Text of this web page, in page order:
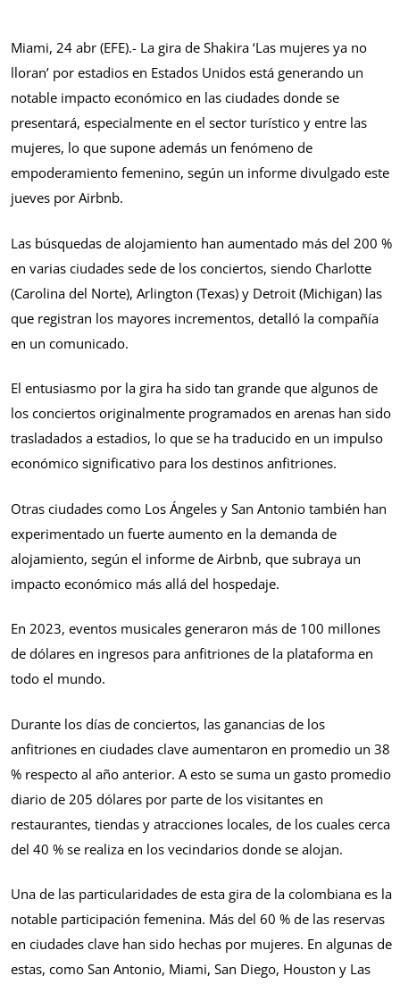
Miami, 24 abr (EFE).- La gira de Shakira ‘Las mujeres ya no
lloran’ por estadios en Estados Unidos está generando un
notable impacto económico en las ciudades donde se
presentará, especialmente en el sector turístico y entre las
mujeres, lo que supone además un fenómeno de
empoderamiento femenino, según un informe divulgado este
jueves por Airbnb.
Las búsquedas de alojamiento han aumentado más del 200 %
en varias ciudades sede de los conciertos, siendo Charlotte
(Carolina del Norte), Arlington (Texas) y Detroit (Michigan) las
que registran los mayores incrementos, detalló la compañía
en un comunicado.
El entusiasmo por la gira ha sido tan grande que algunos de
los conciertos originalmente programados en arenas han sido
trasladados a estadios, lo que se ha traducido en un impulso
económico significativo para los destinos anfitriones.
Otras ciudades como Los Ángeles y San Antonio también han
experimentado un fuerte aumento en la demanda de
alojamiento, según el informe de Airbnb, que subraya un
impacto económico más allá del hospedaje.
En 2023, eventos musicales generaron más de 100 millones
de dólares en ingresos para anfitriones de la plataforma en
todo el mundo.
Durante los días de conciertos, las ganancias de los
anfitriones en ciudades clave aumentaron en promedio un 38
% respecto al año anterior. A esto se suma un gasto promedio
diario de 205 dólares por parte de los visitantes en
restaurantes, tiendas y atracciones locales, de los cuales cerca
del 40 % se realiza en los vecindarios donde se alojan.
Una de las particularidades de esta gira de la colombiana es la
notable participación femenina. Más del 60 % de las reservas
en ciudades clave han sido hechas por mujeres. En algunas de
estas, como San Antonio, Miami, San Diego, Houston y Las